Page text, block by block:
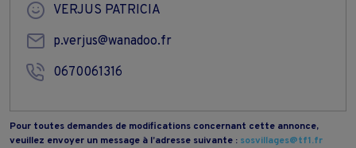
VERJUS PATRICIA
p.verjus@wanadoo.fr
0670061316
Pour toutes demandes de modifications concernant cette annonce,
veuillez envoyer un message à l’adresse suivante : sosvillages@tf1.fr